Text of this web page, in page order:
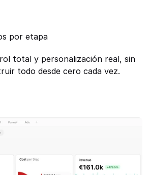
por etapa
total y personalización real, sin
todo desde cero cada vez.